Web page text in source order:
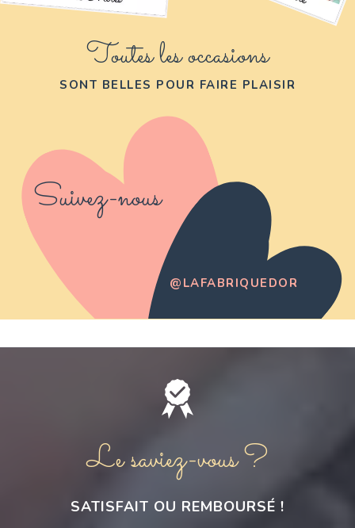
Toutes les occasions
SONT BELLES POUR FAIRE PLAISIR
Suivez-nous
@LAFABRIQUEDOR
Le saviez-vous ?
SATISFAIT OU REMBOURSÉ !